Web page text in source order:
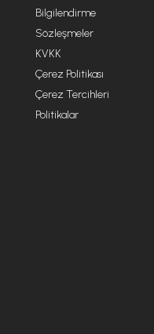
Bilgilendirme
Sözleşmeler
KVKK
Çerez Politikası
Çerez Tercihleri
Politikalar